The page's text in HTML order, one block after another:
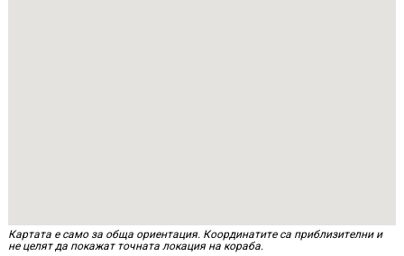
Картата е само за обща ориентация. Координатите са приблизителни и
не целят да покажат точната локация на кораба.